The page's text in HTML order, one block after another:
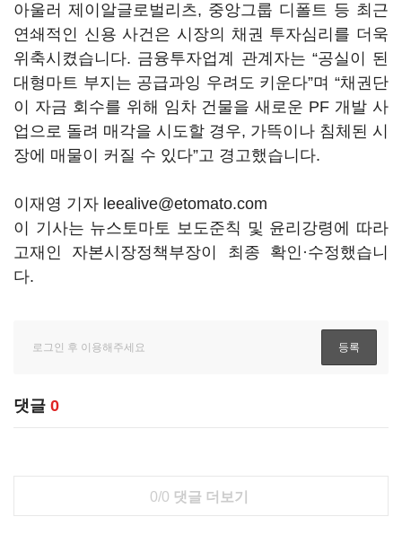
아울러 제이알글로벌리츠, 중앙그룹 디폴트 등 최근
연쇄적인 신용 사건은 시장의 채권 투자심리를 더욱
위축시켰습니다. 금융투자업계 관계자는 “공실이 된
대형마트 부지는 공급과잉 우려도 키운다”며 “채권단
이 자금 회수를 위해 임차 건물을 새로운 PF 개발 사
업으로 돌려 매각을 시도할 경우, 가뜩이나 침체된 시
장에 매물이 커질 수 있다”고 경고했습니다.
이재영 기자 leealive@etomato.com
이 기사는 뉴스토마토 보도준칙 및 윤리강령에 따라
고재인 자본시장정책부장이 최종 확인·수정했습니
다.
댓글 0
0/0 댓글 더보기